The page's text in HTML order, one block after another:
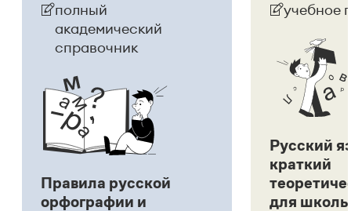
полный
академический
справочник
Правила русской
орфографии и
учебное
Русский
краткий
для